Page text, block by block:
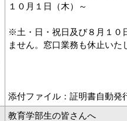
１０月１日（木）～ ：
※土・日・祝日及び８月１０
ません。窓口業務も休止いた
添付ファイル：証明書自動発
教育学部生の皆さんへ